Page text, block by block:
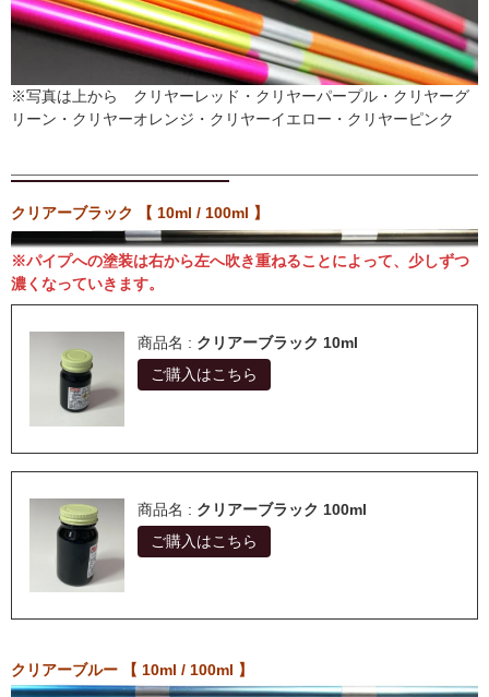
※写真は上から クリヤーレッド・クリヤーパープル・クリヤーグ
リーン・クリヤーオレンジ・クリヤーイエロー・クリヤーピンク
クリアーブラック 【 10ml / 100ml 】
※パイプへの塗装は右から左へ吹き重ねることによって、少しずつ
濃くなっていきます。
商品名 : クリアーブラック 10ml
ご購入はこちら
商品名 : クリアーブラック 100ml
ご購入はこちら
クリアーブルー 【 10ml / 100ml 】